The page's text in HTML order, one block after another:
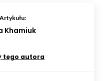
Khamiuk
tego autora